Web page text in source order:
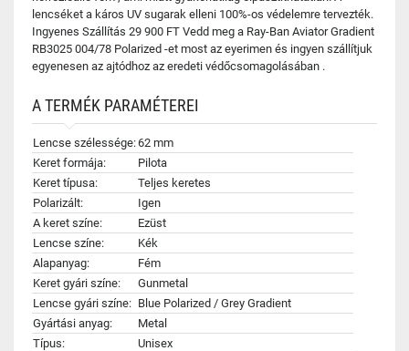
lencséket a káros UV sugarak elleni 100%-os védelemre tervezték.
Ingyenes Szállítás 29 900 FT Vedd meg a Ray-Ban Aviator Gradient
RB3025 004/78 Polarized -et most az eyerimen és ingyen szállítjuk
egyenesen az ajtódhoz az eredeti védőcsomagolásában .
A TERMÉK PARAMÉTEREI
Lencse szélessége:62 mm
Keret formája:
Pilota
Keret típusa:
Teljes keretes
Polarizált:
Igen
A keret színe:
Ezüst
Lencse színe:
Kék
Alapanyag:
Fém
Keret gyári színe:
Gunmetal
Lencse gyári színe: Blue Polarized / Grey Gradient
Gyártási anyag:
Metal
Típus:
Unisex